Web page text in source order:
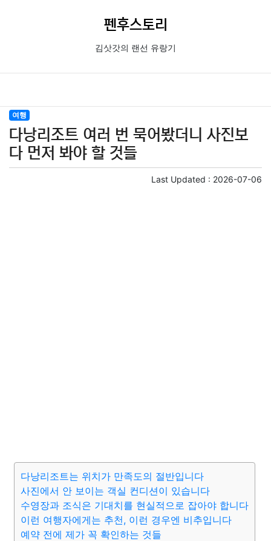
펜후스토리
김삿갓의 랜선 유랑기
여행
다낭리조트 여러 번 묵어봤더니 사진보
다 먼저 봐야 할 것들
Last Updated : 2026-07-06
다낭리조트는 위치가 만족도의 절반입니다
사진에서 안 보이는 객실 컨디션이 있습니다
수영장과 조식은 기대치를 현실적으로 잡아야 합니다
이런 여행자에게는 추천, 이런 경우엔 비추입니다
예약 전에 제가 꼭 확인하는 것들